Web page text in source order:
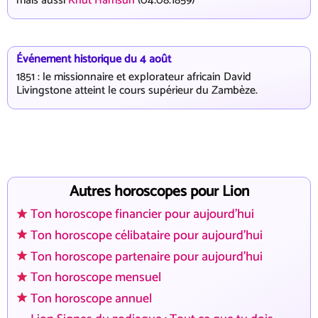
Événement historique du 4 août
1851 : le missionnaire et explorateur africain David
Livingstone atteint le cours supérieur du Zambèze.
Autres horoscopes pour Lion
Ton horoscope financier pour aujourd'hui
Ton horoscope célibataire pour aujourd'hui
Ton horoscope partenaire pour aujourd'hui
Ton horoscope mensuel
Ton horoscope annuel